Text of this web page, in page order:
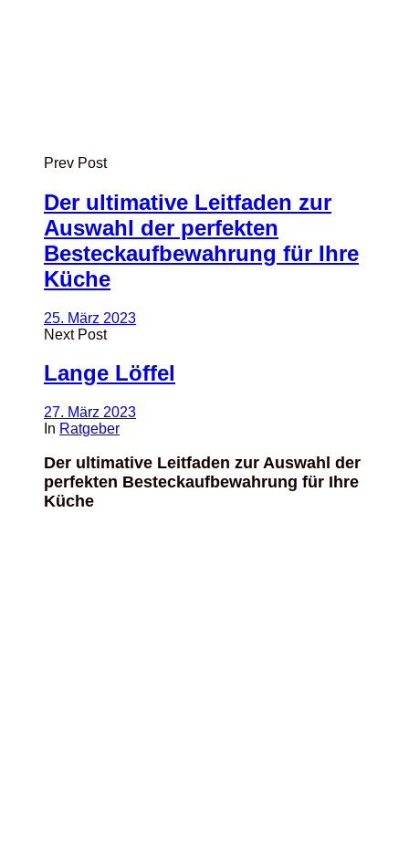
Prev Post
Der ultimative Leitfaden zur
Auswahl der perfekten
Besteckaufbewahrung für Ihre
Küche
25. März 2023
Next Post
Lange Löffel
27. März 2023
In Ratgeber
Der ultimative Leitfaden zur Auswahl der
perfekten Besteckaufbewahrung für Ihre
Küche